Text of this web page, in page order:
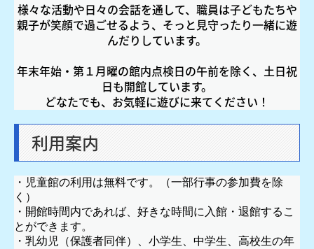
様々な活動や日々の会話を通して、職員は子どもたちや
親子が笑顔で過ごせるよう、そっと見守ったり一緒に遊
んだりしています。
年末年始・第１月曜の館内点検日の午前を除く、土日祝
日も開館しています。
どなたでも、お気軽に遊びに来てください！
利用案内
・児童館の利用は無料です。（一部行事の参加費を除
く）
・開館時間内であれば、好きな時間に入館・退館するこ
とができます。
・乳幼児（保護者同伴）、小学生、中学生、高校生の年